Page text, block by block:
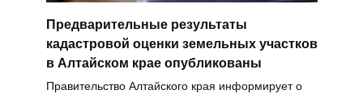
Предварительные результаты
кадастровой оценки земельных участков
в Алтайском крае опубликованы
Правительство Алтайского края информирует о